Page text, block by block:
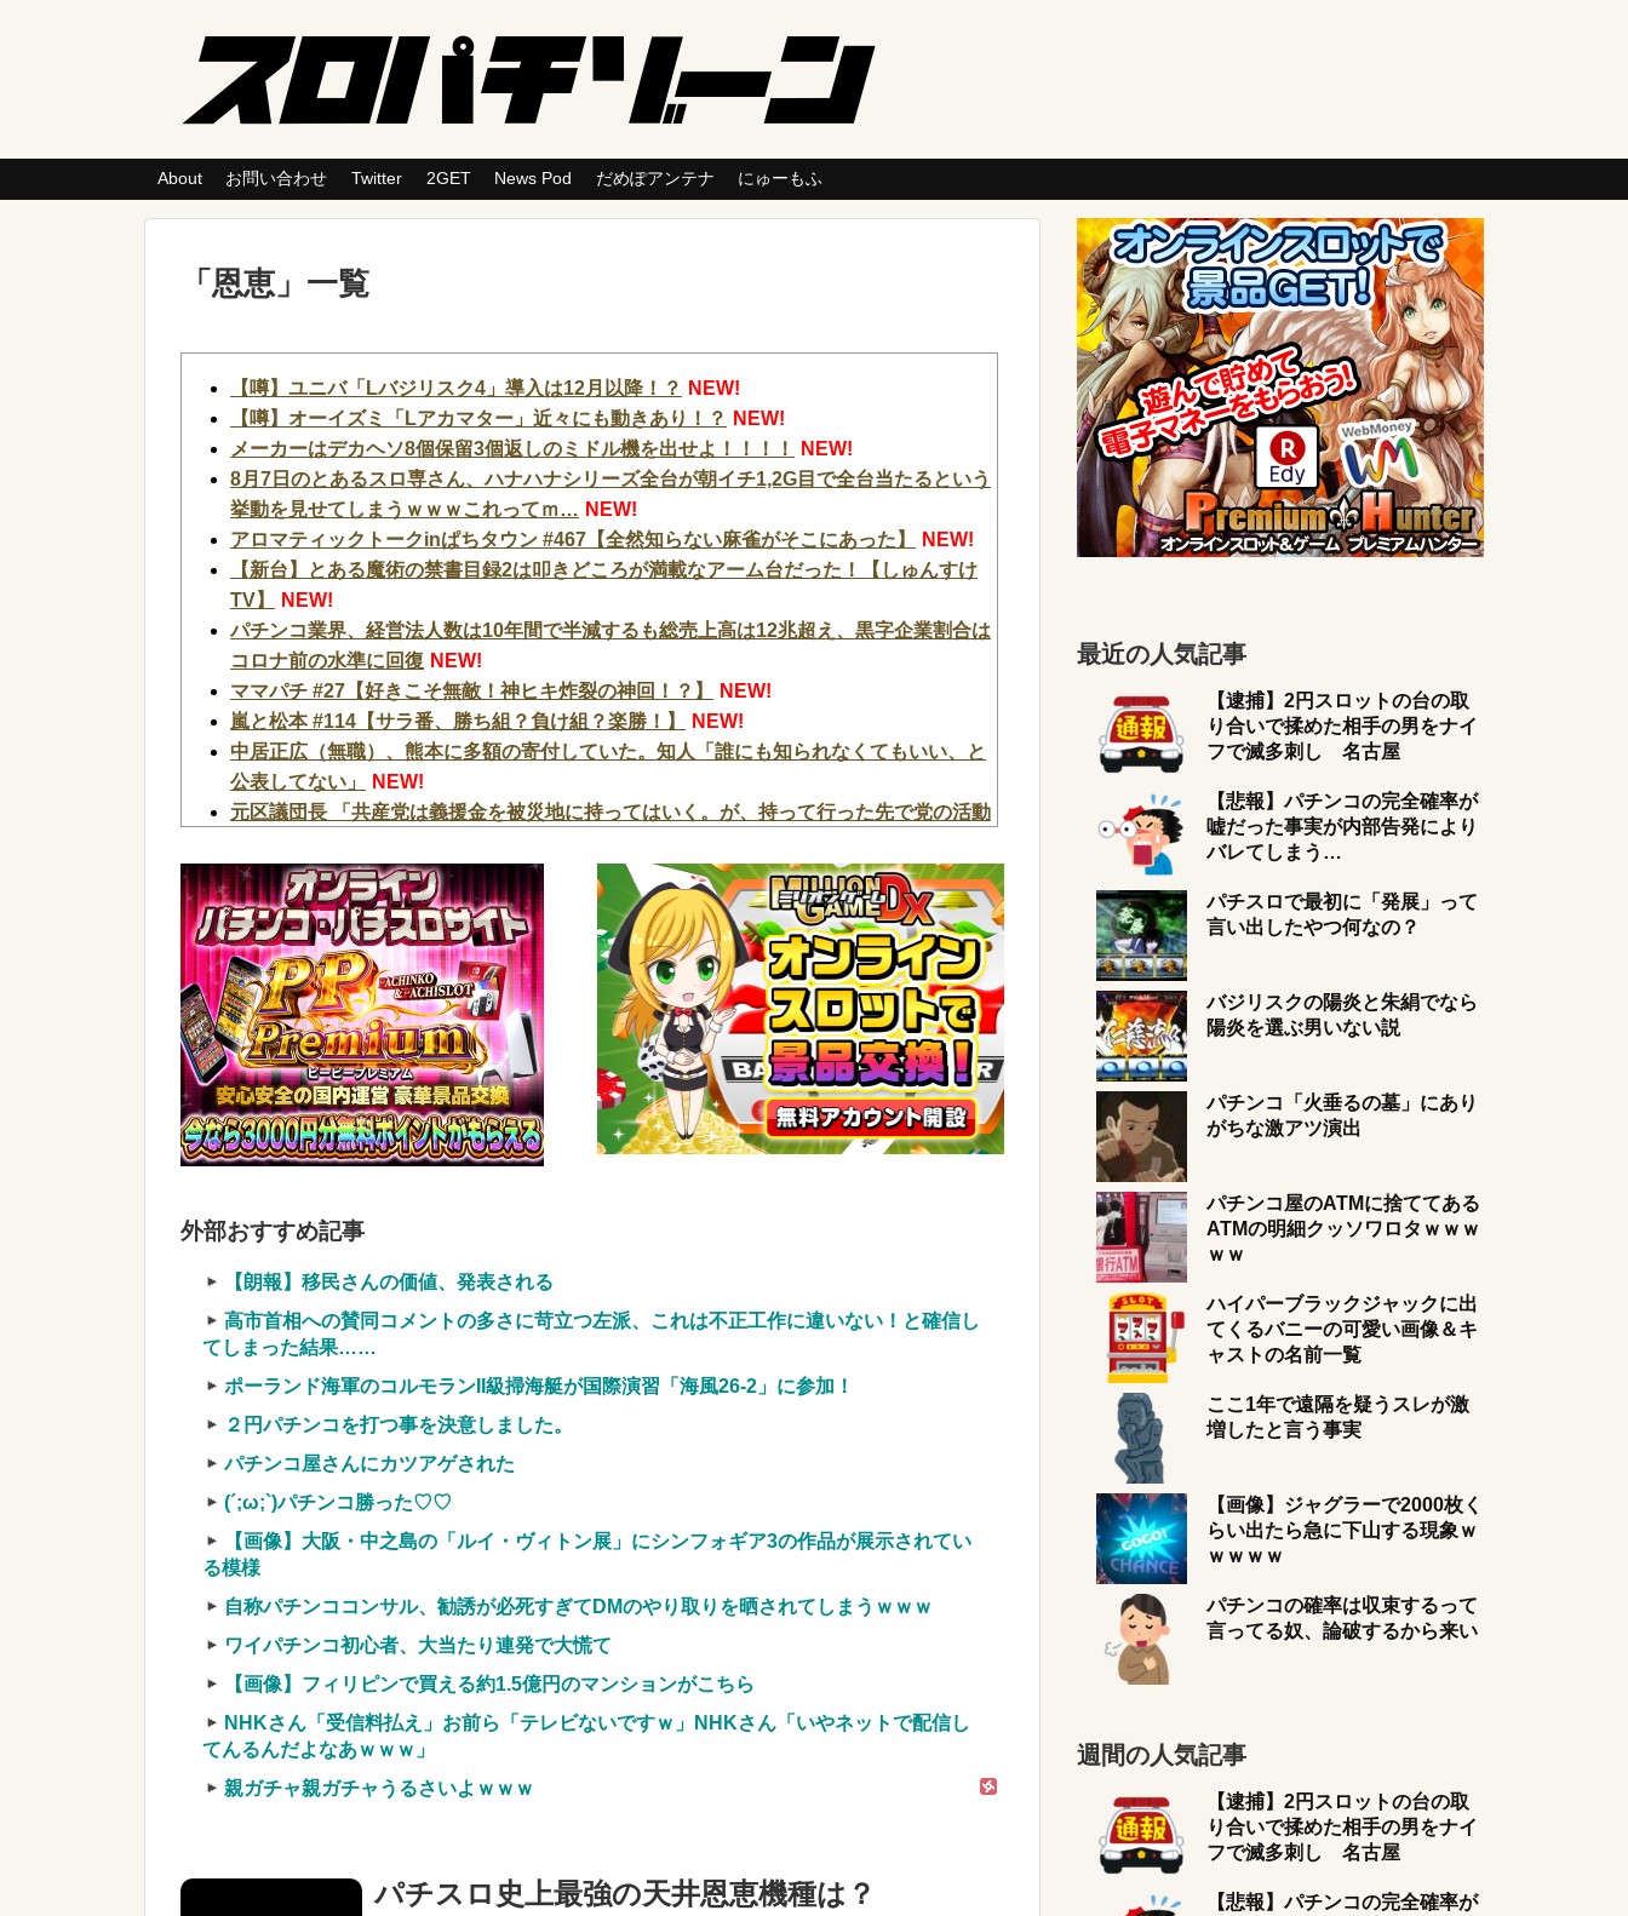
About お問い合わせ Twitter 2GET News Pod だめぽアンテナ にゅーもふ
「 恩恵 」 一覧
【噂】ユニバ「Lバジリスク4」導入は12月以降！？
NEW!
【噂】オーイズミ「Lアカマター」近々にも動きあり！？
NEW!
メーカーはデカヘソ8個保留3個返しのミドル機を出せよ！！！！
NEW!
8月7日のとあるスロ専さん、ハナハナシリーズ全台が朝イチ1,2G目で全台当たるという
挙動を見せてしまうｗｗｗこれってｍ… NEW!
アロマティックトークinぱちタウン #467【全然知らない麻雀がそこにあった】
NEW!
【新台】とある魔術の禁書目録2は叩きどころが満載なアーム台だった！【しゅんすけ
TV】
NEW!
パチンコ業界、経営法人数は10年間で半減するも総売上高は12兆超え、黒字企業割合は
コロナ前の水準に回復 NEW!
ママパチ #27【好きこそ無敵！神ヒキ炸裂の神回！？】
NEW!
嵐と松本 #114【サラ番、勝ち組？負け組？楽勝！】
NEW!
中居正広（無職）、熊本に多額の寄付していた。知人「誰にも知られなくてもいい、と
公表してない」
NEW!
元区議団長 「共産党は義援金を被災地に持ってはいく。が、持って行った先で党の活動
【 つ 】面識ある女性の水筒に"下半身"を押し付け"使用不能"にした疑い 66歳男を
「器物損壊」容疑で逮捕 札幌市 NEW!
【画像】日本を代表する大物漫画家、高市早苗と小泉進次郎にガチギレ 痛烈な風刺漫
画を投稿 NEW!
【怒報】国税庁「あのさぁ！君らがちゃんと納税してくれないとこうなっちゃうけどど
うする？！」←これw w w w w w w w
NEW!
【衝撃】ジャンポケ斉藤の被害女性「バウムクーヘン売ったりTikTokライブしててムカ
ついたから示談しなかった」←コレってさ… NEW!
【画像】ディズニーのおいなり巻（600円）、流石にアレすぎて賛否両論の大炎上をし
てしまうw w w w w w w NEW!
実質確率という罠
車上のテントでキャンプ 民泊施設が車のレンタル 五所川原 青森
【競馬・難解】6/30(水)第44回帝王賞(JpnI) Part6 みんなの予想
名機が生まれなかった悲しい枠
Powered by livedoor 相互RSS
外部おすすめ記事
【朗報】移民さんの価値、発表される
高市首相への賛同コメントの多さに苛立つ左派、これは不正工作に違いない！と確信し
てしまった結果……
ポーランド海軍のコルモランII級掃海艇が国際演習「海風26-2」に参加！
２円パチンコを打つ事を決意しました。
パチンコ屋さんにカツアゲされた
(´;ω;`)パチンコ勝った♡♡
【画像】大阪・中之島の「ルイ・ヴィトン展」にシンフォギア3の作品が展示されてい
る模様
自称パチンココンサル、勧誘が必死すぎてDMのやり取りを晒されてしまうｗｗｗ
ワイパチンコ初心者、大当たり連発で大慌て
【画像】フィリピンで買える約1.5億円のマンションがこちら
NHKさん「受信料払え」お前ら「テレビないですｗ」NHKさん「いやネットで配信し
てんるんだよなあｗｗｗ」
親ガチャ親ガチャうるさいよｗｗｗ
パチスロ史上最強の天井恩恵機種は？
最近の人気記事
【逮捕】2円スロットの台の取
り合いで揉めた相手の男をナイ
フで滅多刺し 名古屋
【悲報】パチンコの完全確率が
嘘だった事実が内部告発により
バレてしまう…
パチスロで最初に「発展」って
言い出したやつ何なの？
バジリスクの陽炎と朱絹でなら
陽炎を選ぶ男いない説
パチンコ「火垂るの墓」にあり
がちな激アツ演出
パチンコ屋のATMに捨ててある
ATMの明細クッソワロタｗｗｗ
ｗｗ
ハイパーブラックジャックに出
てくるバニーの可愛い画像＆キ
ャストの名前一覧
ここ1年で遠隔を疑うスレが激
増したと言う事実
【画像】ジャグラーで2000枚く
らい出たら急に下山する現象ｗ
ｗｗｗｗ
パチンコの確率は収束するって
言ってる奴、論破するから来い
週間の人気記事
【逮捕】2円スロットの台の取
り合いで揉めた相手の男をナイ
フで滅多刺し 名古屋
【悲報】パチンコの完全確率が